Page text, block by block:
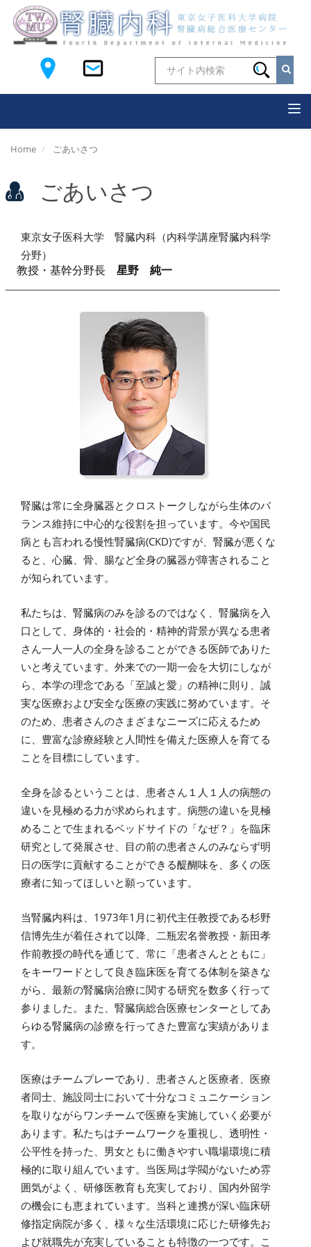
Home ごあいさつ
ごあいさつ
東京女子医科大学 腎臓内科（内科学講座腎臓内科学
分野）
教授・基幹分野長 星野 純一
腎臓は常に全身臓器とクロストークしながら生体のバ
ランス維持に中心的な役割を担っています。今や国民
病とも言われる慢性腎臓病(CKD)ですが、腎臓が悪くな
ると、心臓、骨、腸など全身の臓器が障害されること
が知られています。
私たちは、腎臓病のみを診るのではなく、腎臓病を入
口として、身体的・社会的・精神的背景が異なる患者
さん一人一人の全身を診ることができる医師でありた
いと考えています。外来での一期一会を大切にしなが
ら、本学の理念である「至誠と愛」の精神に則り、誠
実な医療および安全な医療の実践に努めています。そ
のため、患者さんのさまざまなニーズに応えるため
に、豊富な診療経験と人間性を備えた医療人を育てる
ことを目標にしています。
全身を診るということは、患者さん１人１人の病態の
違いを見極める力が求められます。病態の違いを見極
めることで生まれるベッドサイドの「なぜ？」を臨床
研究として発展させ、目の前の患者さんのみならず明
日の医学に貢献することができる醍醐味を、多くの医
療者に知ってほしいと願っています。
当腎臓内科は、1973年1月に初代主任教授である杉野
信博先生が着任されて以降、二瓶宏名誉教授・新田孝
作前教授の時代を通じて、常に「患者さんとともに」
をキーワードとして良き臨床医を育てる体制を築きな
がら、最新の腎臓病治療に関する研究を数多く行って
参りました。また、腎臓病総合医療センターとしてあ
らゆる腎臓病の診療を行ってきた豊富な実績がありま
す。
医療はチームプレーであり、患者さんと医療者、医療
者同士、施設同士において十分なコミュニケーション
を取りながらワンチームで医療を実施していく必要が
あります。私たちはチームワークを重視し、透明性・
公平性を持った、男女ともに働きやすい職場環境に積
極的に取り組んでいます。当医局は学閥がないため雰
囲気がよく、研修医教育も充実しており、国内外留学
の機会にも恵まれています。当科と連携が深い臨床研
修指定病院が多く、様々な生活環境に応じた研修先お
よび就職先が充実していることも特徴の一つです。こ